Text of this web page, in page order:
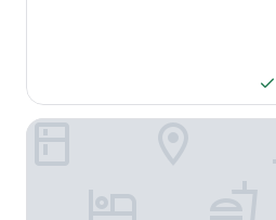
opiniones)
Stay at Georges and Fly